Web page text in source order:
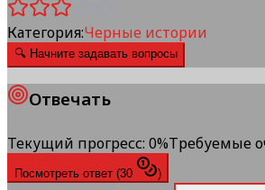
Категория:Черные истории
🔍 Начните задавать вопросы
Отвечать
Текущий прогресс: 0%Требуемые
Посмотреть ответ (30 )